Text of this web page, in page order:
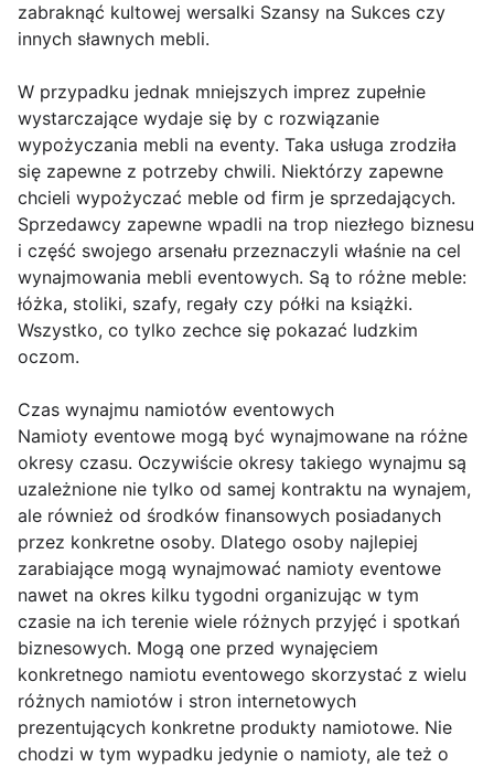
zabraknąć kultowej wersalki Szansy na Sukces czy
innych sławnych mebli.
W przypadku jednak mniejszych imprez zupełnie
wystarczające wydaje się by c rozwiązanie
wypożyczania mebli na eventy. Taka usługa zrodziła
się zapewne z potrzeby chwili. Niektórzy zapewne
chcieli wypożyczać meble od firm je sprzedających.
Sprzedawcy zapewne wpadli na trop niezłego biznesu
i część swojego arsenału przeznaczyli właśnie na cel
wynajmowania mebli eventowych. Są to różne meble:
łóżka, stoliki, szafy, regały czy półki na książki.
Wszystko, co tylko zechce się pokazać ludzkim
oczom.
Czas wynajmu namiotów eventowych
Namioty eventowe mogą być wynajmowane na różne
okresy czasu. Oczywiście okresy takiego wynajmu są
uzależnione nie tylko od samej kontraktu na wynajem,
ale również od środków finansowych posiadanych
przez konkretne osoby. Dlatego osoby najlepiej
zarabiające mogą wynajmować namioty eventowe
nawet na okres kilku tygodni organizując w tym
czasie na ich terenie wiele różnych przyjęć i spotkań
biznesowych. Mogą one przed wynajęciem
konkretnego namiotu eventowego skorzystać z wielu
różnych namiotów i stron internetowych
prezentujących konkretne produkty namiotowe. Nie
chodzi w tym wypadku jedynie o namioty, ale też o